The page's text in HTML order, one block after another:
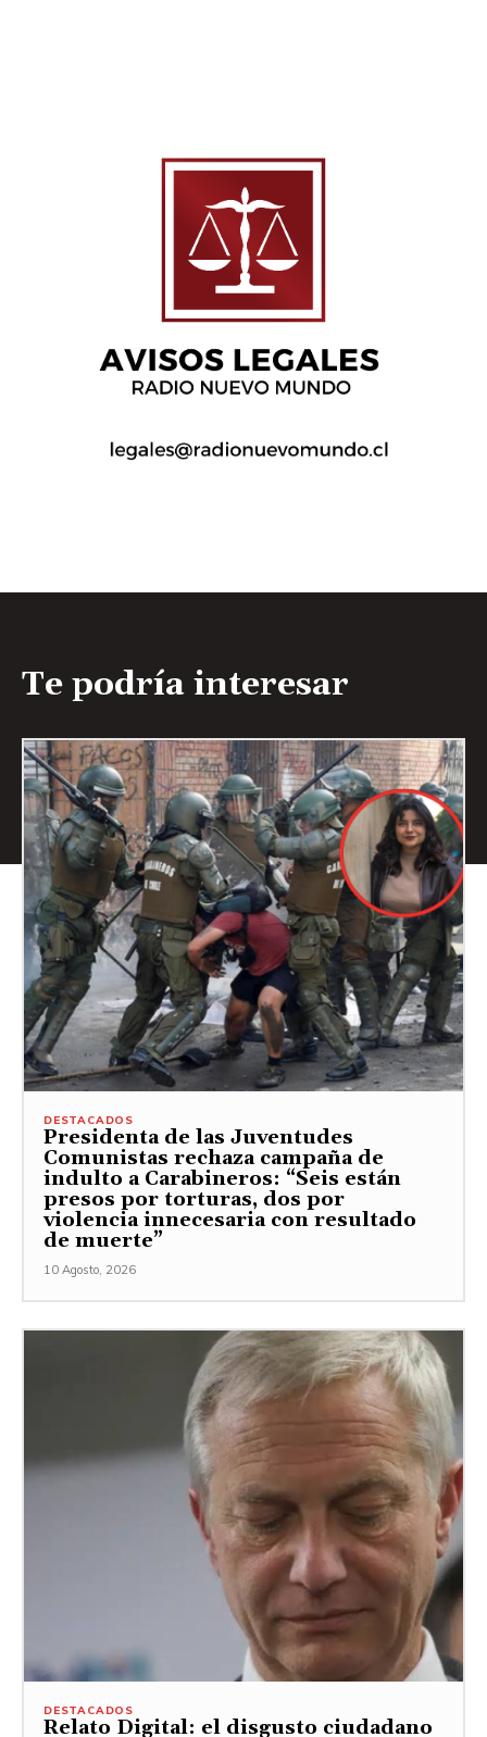
Te podría interesar
DESTACADOS
Presidenta de las Juventudes
Comunistas rechaza campaña de
indulto a Carabineros: “Seis están
presos por torturas, dos por
violencia innecesaria con resultado
de muerte”
10 Agosto, 2026
DESTACADOS
Relato Digital: el disgusto ciudadano